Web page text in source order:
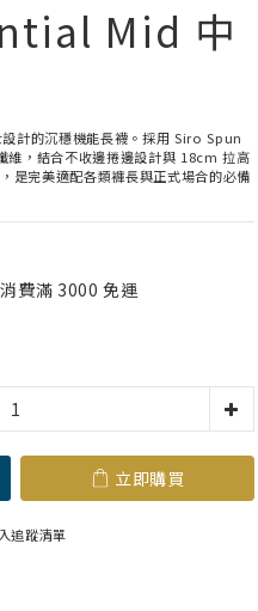
Mid 中
計的沉穩機能長襪。採用 Siro Spun
，結合不收邊捲邊設計與 18cm 拉高
是完美適配各類褲長與正式場合的必備
費滿 3000 免運
立即購買
追蹤清單